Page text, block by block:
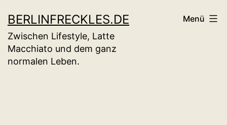
Inhalt
springen
BERLINFRECKLES.DE
Zwischen Lifestyle, Latte
Macchiato und dem ganz
normalen Leben.
Menü